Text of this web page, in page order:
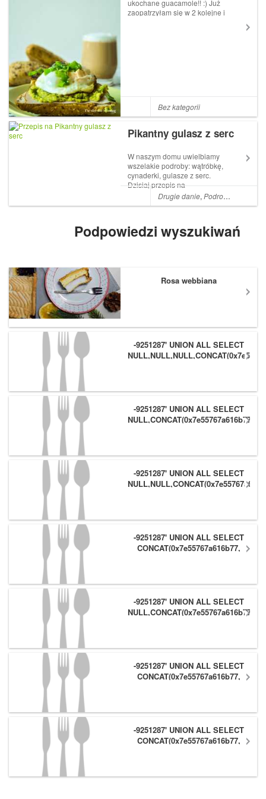
ukochane guacamole!! :) Już
zaopatrzyłam się w 2 kolejne i
Bez kategorii
Pikantny gulasz z serc
W naszym domu uwielbiamy
wszelakie podroby: wątróbkę,
cynaderki, gulasze z serc.
Dzisiaj przepis na
pikantny gulasz z serc z
pęczakiem, papryczką
koktajlowymi przygotowany w
piekarniku. Jeśli ktoś ma o...
Drugie danie,Podroby
Podpowiedzi wyszukiwań
Rosa webbiana
-9251287' UNION ALL SELECT
-9251287' UNION ALL SELECT
NULL,CONCAT(0x7e55767a616b77,
-9251287' UNION ALL SELECT
-9251287' UNION ALL SELECT
CONCAT(0x7e55767a616b77,
-9251287' UNION ALL SELECT
NULL,CONCAT(0x7e55767a616b77,
-9251287' UNION ALL SELECT
CONCAT(0x7e55767a616b77,
-9251287' UNION ALL SELECT
CONCAT(0x7e55767a616b77,